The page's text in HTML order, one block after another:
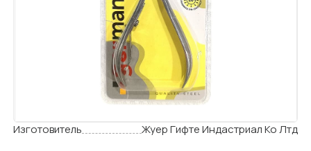
Изготовитель Жуер Гифте Индастриал Ко Лтд